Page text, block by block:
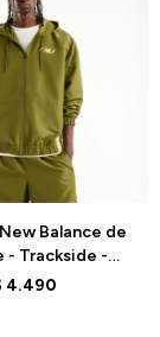
Balance de
- Trackside -
- GREEN
4.490